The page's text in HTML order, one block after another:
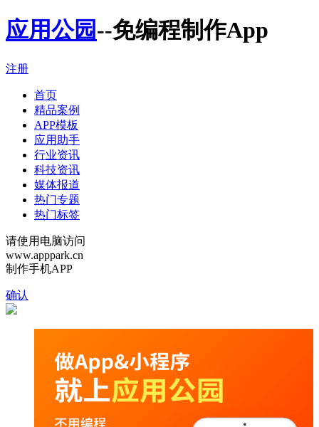
应用公园--免编程制作App
注册
首页
精品案例
APP模板
应用助手
行业资讯
科技资讯
媒体报道
热门专题
热门标签
请使用电脑访问
www.apppark.cn
制作手机APP
确认